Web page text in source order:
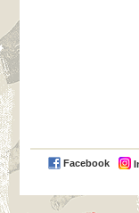
Facebook